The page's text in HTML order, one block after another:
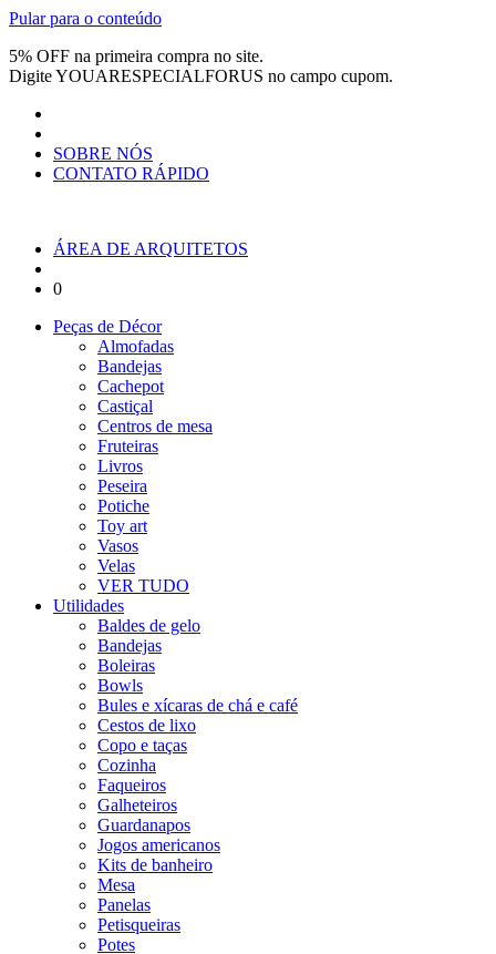
Pular para o conteúdo
5% OFF na primeira compra no site.
DigiteYOUARESPECIALFORUS no campo cupom.
SOBRE NÓS
CONTATO RÁPIDO
ÁREA DE ARQUITETOS
0
Peças de Décor
Almofadas
Bandejas
Cachepot
Castiçal
Centros de mesa
Fruteiras
Livros
Peseira
Potiche
Toy art
Vasos
Velas
VER TUDO
Utilidades
Baldes de gelo
Bandejas
Boleiras
Bowls
Bules e xícaras de chá e café
Cestos de lixo
Copo e taças
Cozinha
Faqueiros
Galheteiros
Guardanapos
Jogos americanos
Kits de banheiro
Mesa
Panelas
Petisqueiras
Potes